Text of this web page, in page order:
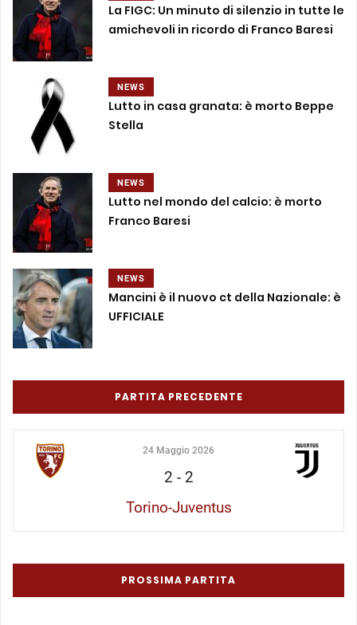
La FIGC: Un minuto di silenzio in tutte le
amichevoli in ricordo di Franco Baresi
NEWS
Lutto in casa granata: è morto Beppe
Stella
NEWS
Lutto nel mondo del calcio: è morto
Franco Baresi
NEWS
Mancini è il nuovo ct della Nazionale: è
UFFICIALE
PARTITA PRECEDENTE
24 Maggio 2026
2 - 2
Torino-Juventus
PROSSIMA PARTITA